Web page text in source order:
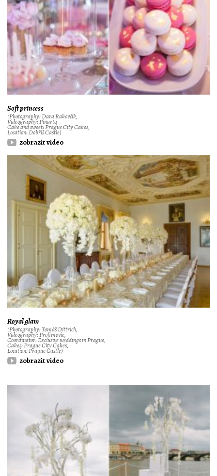
Soft princess
(Photography: Dara Rakovčik,
Videography: Pinarto,
Cake and sweet: Prague City Cakes,
Location: Dobříš Castle)
zobrazit video
Royal glam
(Photography: Tomáš Dittrich,
Videography: Profimovie,
Coordinator: Exclusive weddings in Prague,
Cakes: Prague City Cakes,
Location: Prague Castle)
zobrazit video